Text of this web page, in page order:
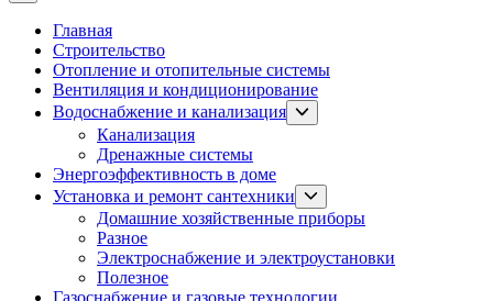
Главная
Строительство
Отопление и отопительные системы
Вентиляция и кондиционирование
Водоснабжение и канализация
Show
sub
Канализация
Дренажные системы
Энергоэффективность в доме
Установка и ремонт сантехники
sub
menu
Домашние хозяйственные приборы
Разное
Электроснабжение и электроустановки
Полезное
Газоснабжение и газовые технологии